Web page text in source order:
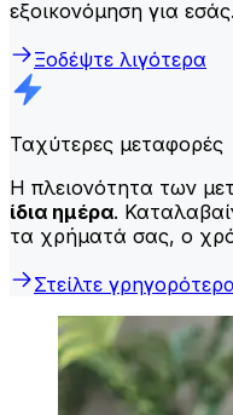
εξοικονόμηση για εσάς.
Ξοδέψτε λιγότερα
Ταχύτερες μεταφορές
Η πλειονότητα των
ίδια ημέρα.
τα χρήματά σας, ο
Στείλτε